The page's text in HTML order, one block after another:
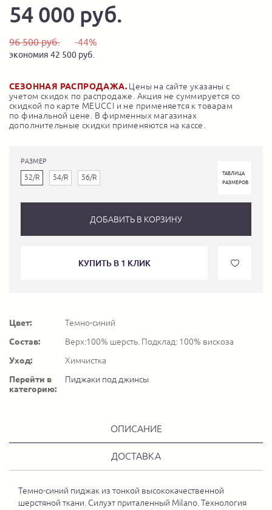
54 000 руб.
96 500 руб. -44%
экономия 42 500 руб.
СЕЗОННАЯ РАСПРОДАЖА. Цены на сайте указаны с
учетом скидок по распродаже. Акция не суммируется со
скидкой по карте MEUCCI и не применяется к товарам
по финальной цене. В фирменных магазинах
дополнительные скидки применяются на кассе.
РАЗМЕР
52/R 54/R 56/R
ТАБЛИЦА
РАЗМЕРОВ
ДОБАВИТЬ В КОРЗИНУ
КУПИТЬ В 1 КЛИК
Цвет:
Темно-синий
Состав:
Верх:100% шерсть. Подклад: 100% вискоза
Уход:
Химчистка
Перейти в
категорию:
Пиджаки под джинсы
ОПИСАНИЕ
ДОСТАВКА
Темно-синий пиджак из тонкой высококачественной
шерстяной ткани. Силуэт приталенный Milano. Технология